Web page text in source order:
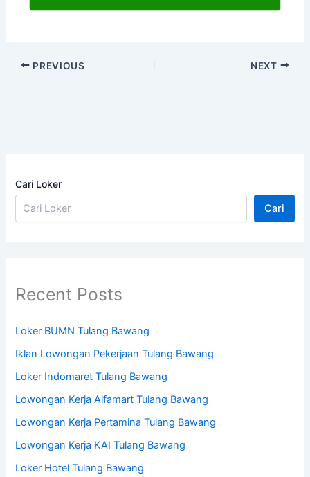
PREVIOUS NEXT
Cari Loker
Cari
Recent Posts
Loker BUMN Tulang Bawang
Iklan Lowongan Pekerjaan Tulang Bawang
Loker Indomaret Tulang Bawang
Lowongan Kerja Alfamart Tulang Bawang
Lowongan Kerja Pertamina Tulang Bawang
Lowongan Kerja KAI Tulang Bawang
Loker Hotel Tulang Bawang